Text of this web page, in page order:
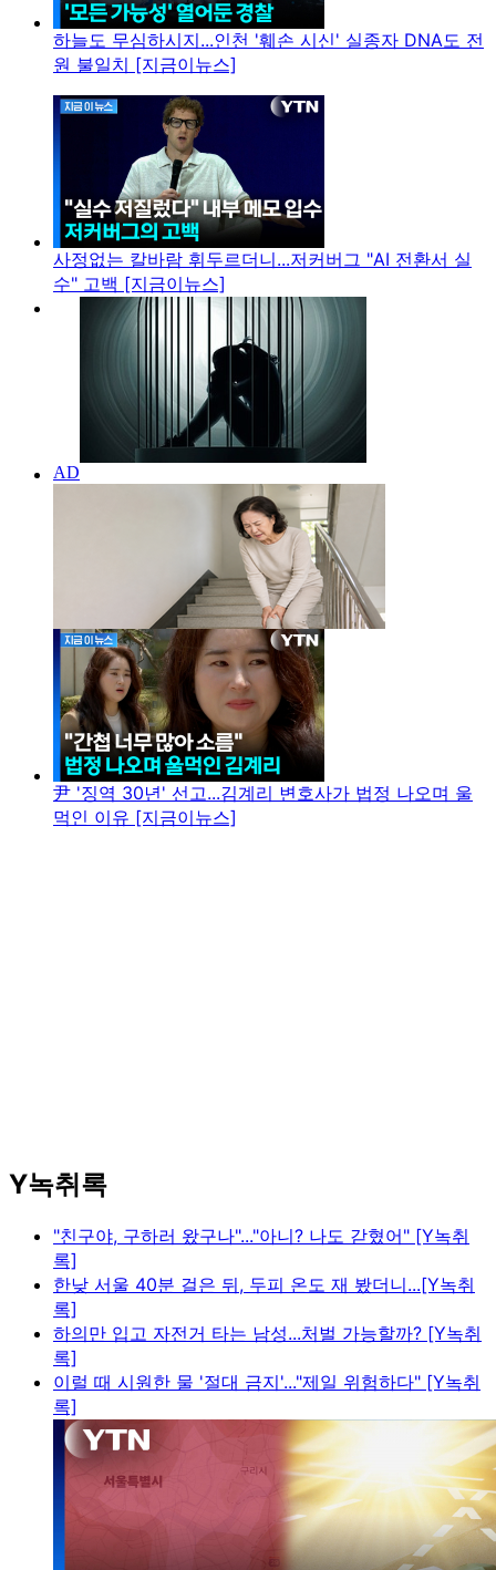
하늘도 무심하시지...인천 '훼손 시신' 실종자 DNA도 전
원 불일치 [지금이뉴스]
사정없는 칼바람 휘두르더니...저커버그 "AI 전환서 실
수" 고백 [지금이뉴스]
尹 '징역 30년' 선고...김계리 변호사가 법정 나오며 울
먹인 이유 [지금이뉴스]
Y녹취록
"친구야, 구하러 왔구나"..."아니? 나도 갇혔어" [Y녹취
록]
한낮 서울 40분 걸은 뒤, 두피 온도 재 봤더니...[Y녹취
록]
하의만 입고 자전거 타는 남성...처벌 가능할까? [Y녹취
록]
이럴 때 시원한 물 '절대 금지'..."제일 위험하다" [Y녹취
록]